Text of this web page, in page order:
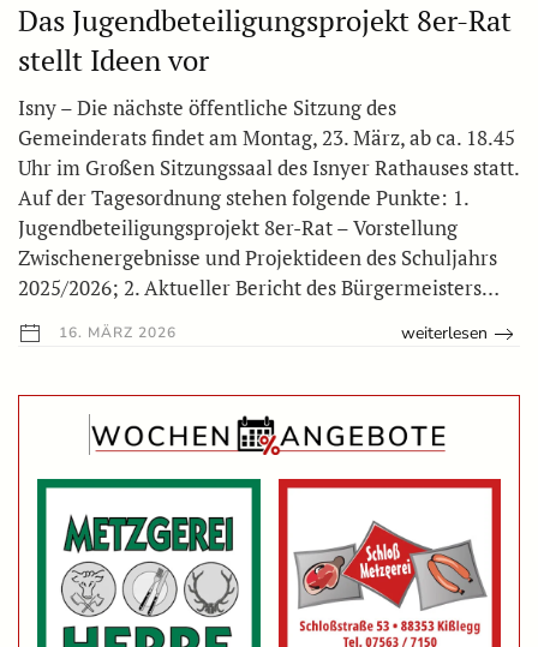
Das Jugendbeteiligungsprojekt 8er-Rat
stellt Ideen vor
Isny – Die nächste öffentliche Sitzung des
Gemeinderats findet am Montag, 23. März, ab ca. 18.45
Uhr im Großen Sitzungssaal des Isnyer Rathauses statt.
Auf der Tagesordnung stehen folgende Punkte: 1.
Jugendbeteiligungsprojekt 8er-Rat – Vorstellung
Zwischenergebnisse und Projektideen des Schuljahrs
2025/2026; 2. Aktueller Bericht des Bürgermeisters…
16. MÄRZ 2026 weiterlesen